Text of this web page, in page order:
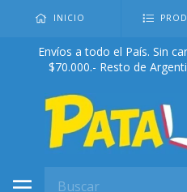
INICIO
Envíos a todo el País. Sin
$70.000.- Resto de